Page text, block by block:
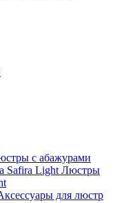
с абажурами
Люстры
для люстр